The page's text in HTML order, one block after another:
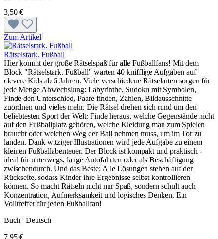
3,50 €
Zum Artikel
Rätselstark. Fußball
Hier kommt der große Rätselspaß für alle Fußballfans! Mit dem
Block "Rätselstark. Fußball" warten 40 knifflige Aufgaben auf
clevere Kids ab 6 Jahren. Viele verschiedene Rätselarten sorgen für
jede Menge Abwechslung: Labyrinthe, Sudoku mit Symbolen,
Finde den Unterschied, Paare finden, Zählen, Bildausschnitte
zuordnen und vieles mehr. Die Rätsel drehen sich rund um den
beliebtesten Sport der Welt: Finde heraus, welche Gegenstände nicht
auf den Fußballplatz gehören, welche Kleidung man zum Spielen
braucht oder welchen Weg der Ball nehmen muss, um im Tor zu
landen. Dank witziger Illustrationen wird jede Aufgabe zu einem
kleinen Fußballabenteuer. Der Block ist kompakt und praktisch -
ideal für unterwegs, lange Autofahrten oder als Beschäftigung
zwischendurch. Und das Beste: Alle Lösungen stehen auf der
Rückseite, sodass Kinder ihre Ergebnisse selbst kontrollieren
können. So macht Rätseln nicht nur Spaß, sondern schult auch
Konzentration, Aufmerksamkeit und logisches Denken. Ein
Volltreffer für jeden Fußballfan!
Buch | Deutsch
7,95 €